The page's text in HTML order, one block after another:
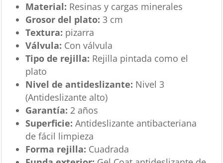
Material: Resinas y cargas minerales
Grosor del plato: 3 cm
Textura: pizarra
Válvula: Con válvula
Tipo de rejilla: Rejilla pintada como el
plato
Nivel de antideslizante: Nivel 3
(Antideslizante alto)
Garantía: 2 años
Superficie: Antideslizante antibacteriana
de fácil limpieza
Forma rejilla: Cuadrada